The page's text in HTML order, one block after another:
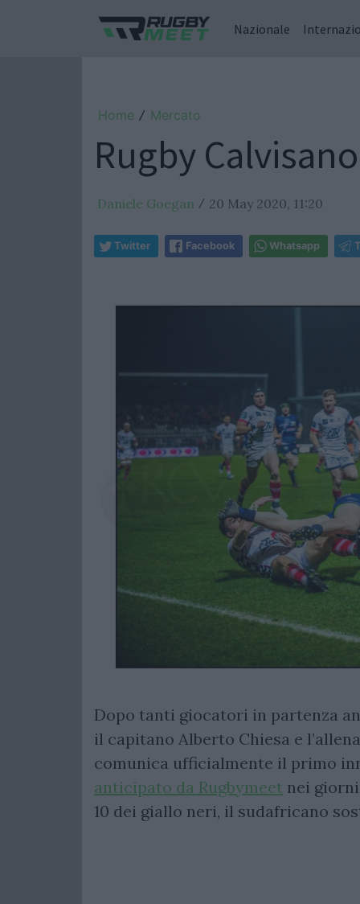
Nazionale
Home / Mercato
Rugby
Daniele Goegan / 20 May 2020, 11:20
Twitter Facebook Whatsapp
Dopo tanti giocatori in partenza
il capitano Alberto Chiesa e
comunica ufficialmente il primo
anticipato da Rugbymeet nei
10 dei giallo neri, il sudafricano